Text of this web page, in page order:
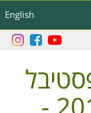
English